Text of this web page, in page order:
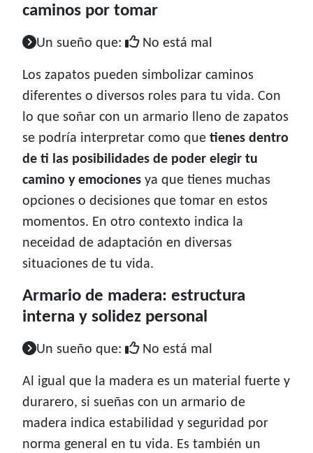
caminos por tomar
Un sueño que: No está mal
Los zapatos pueden simbolizar caminos
diferentes o diversos roles para tu vida. Con
lo que soñar con un armario lleno de zapatos
se podría interpretar como que tienes dentro
de ti las posibilidades de poder elegir tu
camino y emociones ya que tienes muchas
opciones o decisiones que tomar en estos
momentos. En otro contexto indica la
neceidad de adaptación en diversas
situaciones de tu vida.
Armario de madera: estructura
interna y solidez personal
Un sueño que: No está mal
Al igual que la madera es un material fuerte y
durarero, si sueñas con un armario de
madera indica estabilidad y seguridad por
norma general en tu vida. Es también un